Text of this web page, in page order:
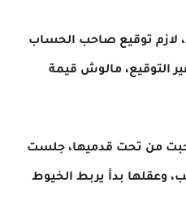
لازم توقيع صاحب الحساب
التوقيع، مالوش قيمة
من تحت قدميها، جلست
وعقلها بدأ يربط الخيوط